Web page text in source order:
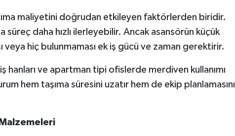
maliyetini doğrudan etkileyen faktörlerden biridir.
süreç daha hızlı ilerleyebilir. Ancak asansörün küçük
veya hiç bulunmaması ek iş gücü ve zaman gerektirir.
hanları ve apartman tipi ofislerde merdiven kullanımı
hem taşıma süresini uzatır hem de ekip planlamasını